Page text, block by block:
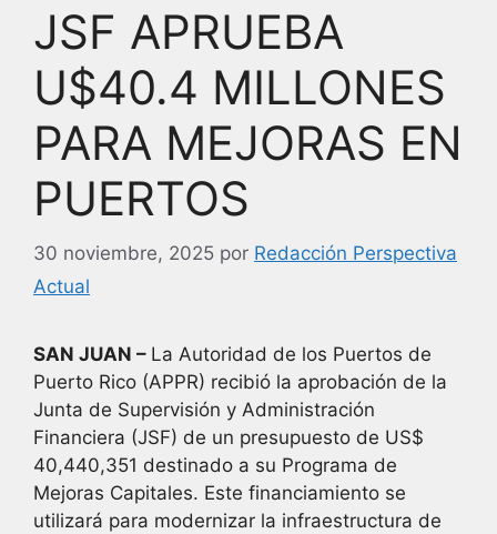
JSF APRUEBA
U$40.4 MILLONES
PARA MEJORAS EN
PUERTOS
30 noviembre, 2025 por Redacción Perspectiva
Actual
SAN JUAN – La Autoridad de los Puertos de
Puerto Rico (APPR) recibió la aprobación de la
Junta de Supervisión y Administración
Financiera (JSF) de un presupuesto de US$
40,440,351 destinado a su Programa de
Mejoras Capitales. Este financiamiento se
utilizará para modernizar la infraestructura de